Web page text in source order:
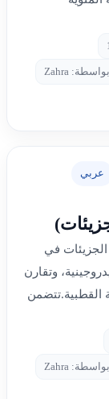
بواسطة: Zahra
عربي
في
وتقارن
القطبية.تتضمن
بواسطة: Zahra